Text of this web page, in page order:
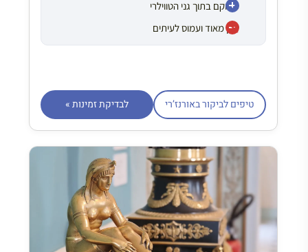
ממוקם בתוך גני הטווילרי
קטן מאוד ועמוס לעיתים
טיפים לביקור באורנז’רי לבדיקת זמינות »